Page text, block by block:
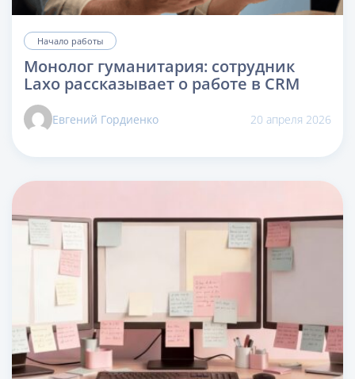
Начало работы
Монолог гуманитария: сотрудник
Laxo рассказывает о работе в CRM
Евгений Гордиенко 20 апреля 2026